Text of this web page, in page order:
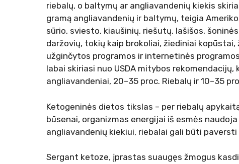
riebalų, o baltymų ar angliavandenių kiekis
gramą angliavandenių ir baltymų, teigia
sūrio, sviesto, kiaušinių, riešutų, lašišos,
daržovių, tokių kaip brokoliai, žiediniai
užginčytos programos ir internetinės
labai skiriasi nuo USDA mitybos
angliavandeniai, 20–35 proc. Riebalų ir 10–35
Ketogeninės dietos tikslas – per riebalų
būsenai, organizmas energijai iš esmės
angliavandenių kiekiui, riebalai gali būti
Sergant ketoze, įprastas suaugęs žmogus